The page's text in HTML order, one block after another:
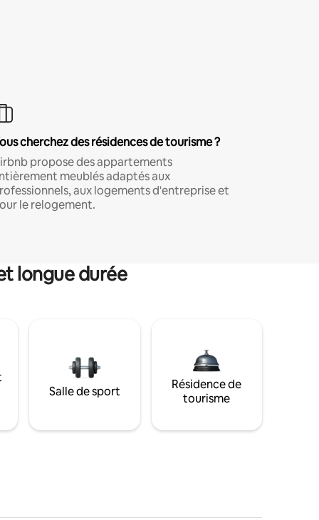
cherchez des résidences de tourisme ?
propose des appartements
meublés adaptés aux
aux logements d'entreprise et
le relogement.
longue durée
Salle de sport
Résidence de
tourisme